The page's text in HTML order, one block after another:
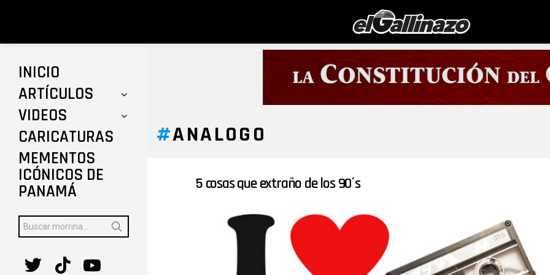
ANALOGO
ÚLTIMAS
HISTORIAS
5 cosas que extraño de los 90´s
INICIO
ARTÍCULOS
VIDEOS
CARICATURAS
MEMENTOS
ICÓNICOS DE
PANAMÁ